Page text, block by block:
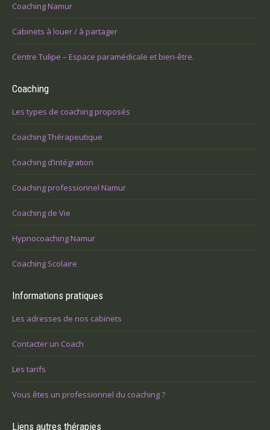
Coaching Namur
Cabinets à louer / à partager
Centre Tulipe – Espace paramédicale et bien-être.
Coaching
Les types de coaching proposés
Coaching Thérapeutique
Coaching d’intégration
Coaching professionnel Namur
Coaching de Vie
Hypnocoaching Namur
Coaching Scolaire
Informations pratiques
Les adresses de nos cabinets
Contacter un Coach
Les tarifs
Vous êtes un professionnel du coaching ?
Liens autres thérapies